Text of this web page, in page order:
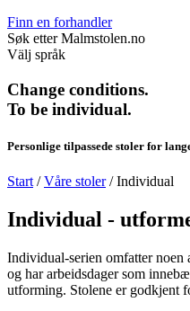
Finn en forhandler
Søk etter Malmstolen.no
Välj språk
Change conditions.
To be individual.
Personlige tilpassede stoler for
Start /Våre stoler/Individual
Individual -
Individual-serien omfatter noen
og har arbeidsdager som
utforming. Stolene er godkjent